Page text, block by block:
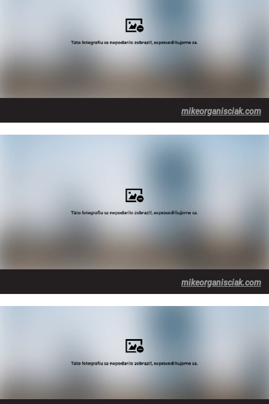
mikeorganisciak.com
mikeorganisciak.com